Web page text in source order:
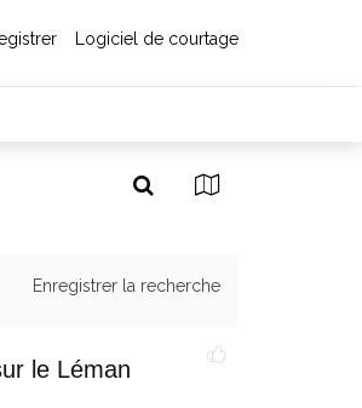
Logiciel de courtage
Enregistrer la recherche
le Léman